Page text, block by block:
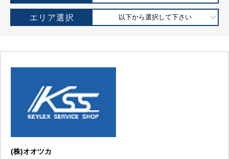
エリア選択 以下から選択して下さい
(株)オオツカ